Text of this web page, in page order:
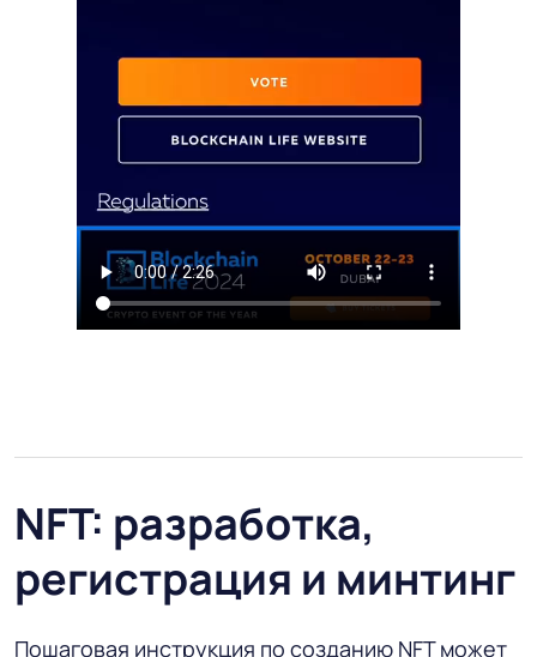
NFT: разработка,
регистрация и минтинг
Пошаговая инструкция по созданию NFT может